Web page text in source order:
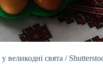
великодні свята /